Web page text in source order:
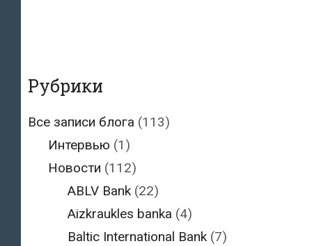
Рубрики
Все записи блога (113)
Интервью (1)
Новости (112)
ABLV Bank (22)
Aizkraukles banka (4)
Baltic International Bank (7)